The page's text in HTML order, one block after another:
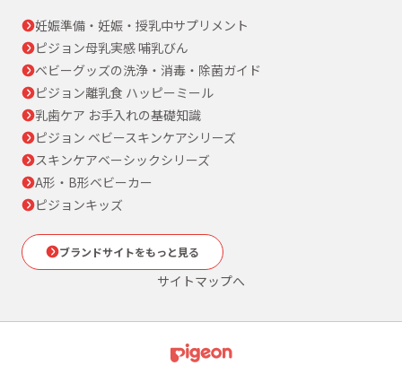
妊娠準備・妊娠・授乳中サプリメント
ピジョン母乳実感 哺乳びん
ベビーグッズの洗浄・消毒・除菌ガイド
ピジョン離乳食 ハッピーミール
乳歯ケア お手入れの基礎知識
ピジョン ベビースキンケアシリーズ
スキンケアベーシックシリーズ
A形・B形ベビーカー
ピジョンキッズ
ブランドサイトをもっと見る
サイトマップへ